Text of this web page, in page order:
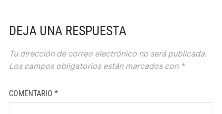
DEJA UNA RESPUESTA
Tu dirección de correo electrónico no será publicada.
Los campos obligatorios están marcados con *
COMENTARIO *